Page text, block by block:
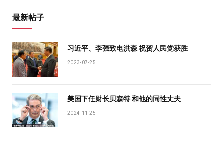
最新帖子
习近平、李强致电洪森 祝贺人民党获胜
2023-07-25
美国下任财长贝森特 和他的同性丈夫
2024-11-25